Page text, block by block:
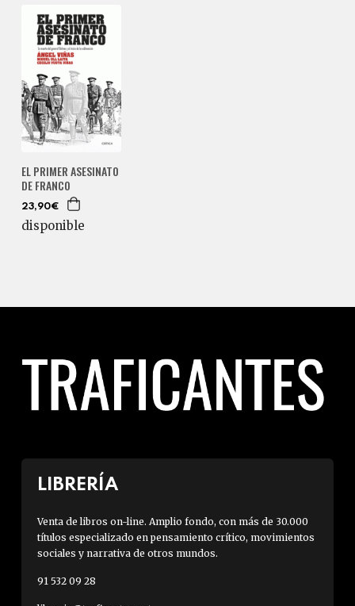
EL PRIMER ASESINATO
DE FRANCO
23,90€
disponible
LIBRERÍA
Venta de libros on-line. Amplio fondo, con más de 30.000
títulos especializado en pensamiento crítico, movimientos
sociales y narrativa de otros mundos.
91 532 09 28